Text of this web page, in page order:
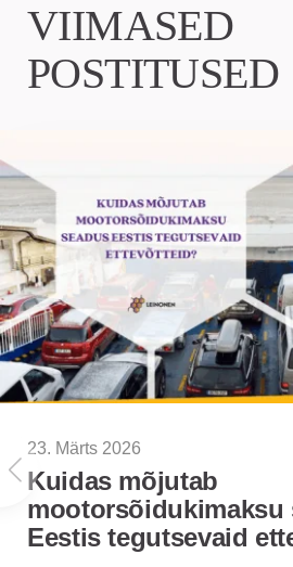
VIIMASED
POSTITUSED
23. Märts 2026
Kuidas mõjutab
mootorsõidukimaksu
Eestis tegutsevaid